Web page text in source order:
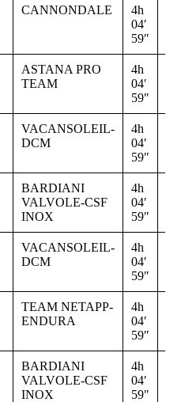
CANNONDALE
4h
04′
59″
ASTANA PRO
TEAM
4h
04′
59″
VACANSOLEIL-
DCM
4h
04′
59″
BARDIANI
VALVOLE-CSF
INOX
4h
04′
59″
VACANSOLEIL-
DCM
4h
04′
59″
TEAM NETAPP-
ENDURA
4h
04′
59″
BARDIANI
VALVOLE-CSF
INOX
4h
04′
59″